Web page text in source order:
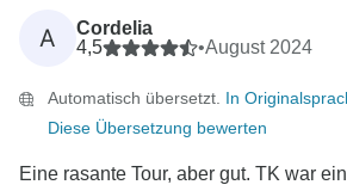
A
Cordelia
4,5
•August 2024
Automatisch übersetzt. In
Diese Übersetzung bewerten
Eine rasante Tour, aber gut. TK war